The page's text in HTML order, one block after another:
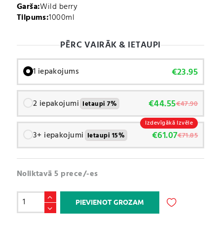
Garša:Wild berry
Tilpums:1000ml
PĒRC VAIRĀK & IETAUPI
1 iepakojums €23.95
2 iepakojumi Ietaupi 7% €44.55€47.90
Izdevīgākā Izvēle
3+ iepakojumi Ietaupi 15% €61.07€71.85
Noliktavā 5 prece/-es
L-
carnitine
PIEVIENOT GROZAM